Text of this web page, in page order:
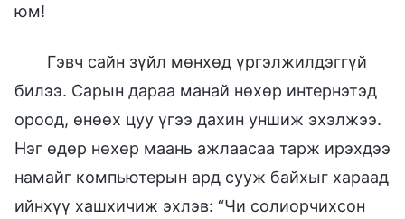
юм!
Гэвч сайн зүйл мөнхөд үргэлжилдэггүй
билээ. Сарын дараа манай нөхөр интернэтэд
ороод, өнөөх цуу үгээ дахин уншиж эхэлжээ.
Нэг өдөр нөхөр маань ажлаасаа тарж ирэхдээ
намайг компьютерын ард сууж байхыг хараад
ийнхүү хашхичиж эхлэв: “Чи солиорчихсон